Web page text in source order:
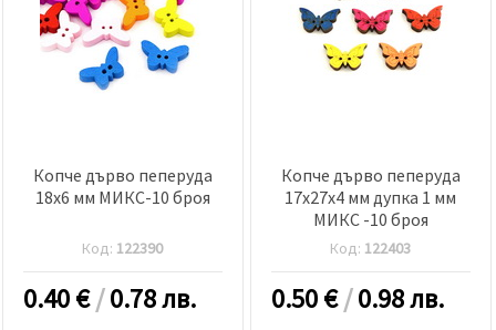
Копче дърво пеперуда
18x6 мм МИКС-10 броя
Код: 122390
0.40€/0.78 лв.
Копче дърво пеперуда
17x27x4 мм дупка 1 мм
МИКС -10 броя
Код: 122403
0.50€/0.98 лв.